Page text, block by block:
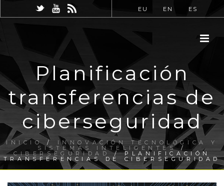
EU EN ES
Planificación
transferencias de
ciberseguridad
INICIO/ INNOVACIÓN TECNOLÓGICA Y
SISTEMAS INTELIGENTES/
CIBERSEGURIDAD / PLANIFICACIÓN
TRANSFERENCIAS DE CIBERSEGURIDAD